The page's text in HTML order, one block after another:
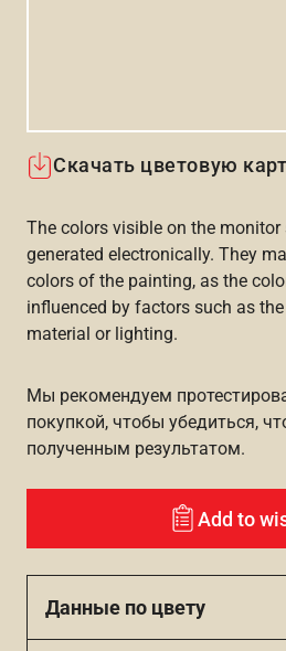
Скачать цветовую
The colors visible on the monitor
generated electronically. They
colors of the painting, as the
influenced by factors such as
material or lighting.
Мы рекомендуем
покупкой, чтобы убедиться,
полученным результатом.
Add to
Данные по цвету